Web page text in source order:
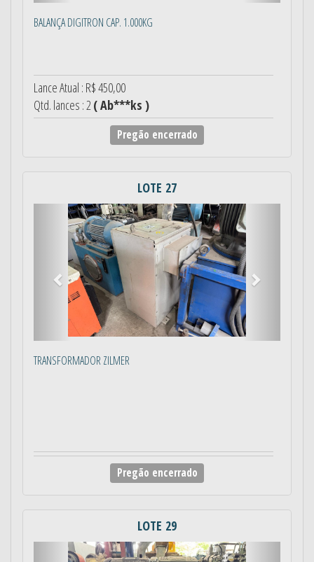
BALANÇA DIGITRON CAP. 1.000KG
Lance Atual : R$ 450,00
Qtd. lances : 2( Ab***ks )
Pregão encerrado
LOTE 27
Anterior
TRANSFORMADOR ZILMER
Pregão encerrado
LOTE 29
Anterior